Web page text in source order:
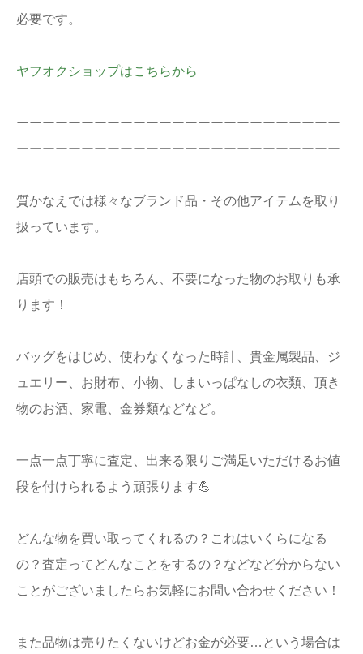
必要です。
ヤフオクショップはこちらから
ーーーーーーーーーーーーーーーーーーーーーーーーー
ーーーーーーーーーーーーーーーーーーーーーーーーー
質かなえでは様々なブランド品・その他アイテムを取り
扱っています。
店頭での販売はもちろん、不要になった物のお取りも承
ります！
バッグをはじめ、使わなくなった時計、貴金属製品、ジ
ュエリー、お財布、小物、しまいっぱなしの衣類、頂き
物のお酒、家電、金券類などなど。
一点一点丁寧に査定、出来る限りご満足いただけるお値
段を付けられるよう頑張ります💪
どんな物を買い取ってくれるの？これはいくらになる
の？査定ってどんなことをするの？などなど分からない
ことがございましたらお気軽にお問い合わせください！
また品物は売りたくないけどお金が必要…という場合は